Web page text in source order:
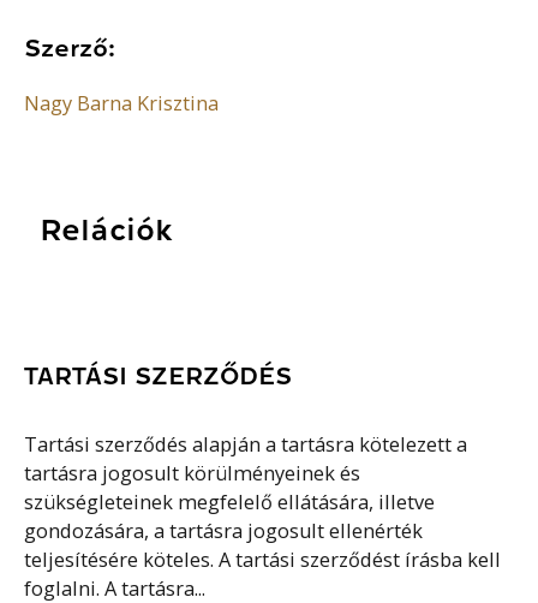
Szerző:
Nagy Barna Krisztina
Relációk
TARTÁSI SZERZŐDÉS
Tartási szerződés alapján a tartásra kötelezett a
tartásra jogosult körülményeinek és
szükségleteinek megfelelő ellátására, illetve
gondozására, a tartásra jogosult ellenérték
teljesítésére köteles. A tartási szerződést írásba kell
foglalni. A tartásra...